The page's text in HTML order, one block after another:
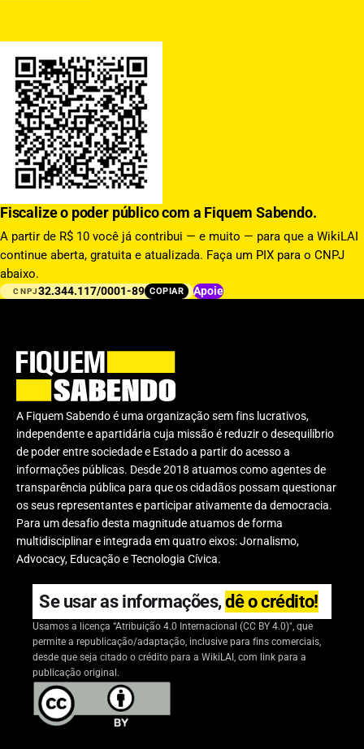
Fiscalize o poder público com a Fiquem Sabendo.
A partir de R$ 10 você já contribui — e muito — para que a WikiLAI
continue aberta, gratuita e atualizada. Faça um PIX para o CNPJ
abaixo.
CNPJ32.344.117/0001-89 COPIAR Apoie
A Fiquem Sabendo é uma organização sem fins lucrativos,
independente e apartidária cuja missão é reduzir o desequilíbrio
de poder entre sociedade e Estado a partir do acesso a
informações públicas. Desde 2018 atuamos como agentes de
transparência pública para que os cidadãos possam questionar
os seus representantes e participar ativamente da democracia.
Para um desafio desta magnitude atuamos de forma
multidisciplinar e integrada em quatro eixos: Jornalismo,
Advocacy, Educação e Tecnologia Cívica.
Se usar as informações,dê o crédito!
Usamos a licença “Atribuição 4.0 Internacional (CC BY 4.0)", que
permite a republicação/adaptação, inclusive para fins comerciais,
desde que seja citado o crédito para a WikiLAI, com link para a
publicação original.